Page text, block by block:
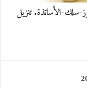
سلك-الأساتذة. تنزيل